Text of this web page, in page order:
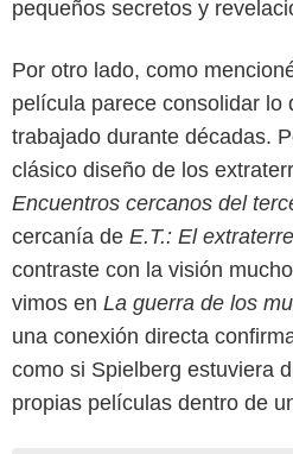
pequeños secretos y
Por otro lado, como
película parece consolidar lo
trabajado durante décadas.
clásico diseño de los
Encuentros cercanos del
cercanía de E.T.: El
contraste con la visión
vimos en La guerra de los
una conexión directa
como si Spielberg estuviera
propias películas dentro de